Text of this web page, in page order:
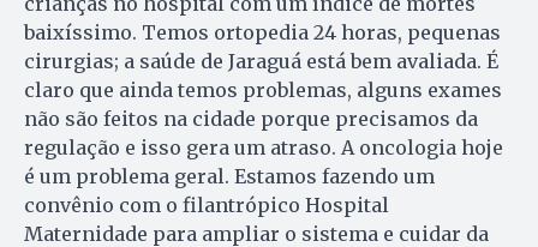
baixíssimo. Temos ortopedia 24 horas, pequenas
cirurgias; a saúde de Jaraguá está bem avaliada. É
claro que ainda temos problemas, alguns exames
não são feitos na cidade porque precisamos da
regulação e isso gera um atraso. A oncologia hoje
é um problema geral. Estamos fazendo um
convênio com o filantrópico Hospital
Maternidade para ampliar o sistema e cuidar da